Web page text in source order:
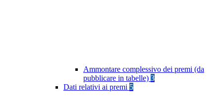
Ammontare complessivo dei premi (da
pubblicare in tabelle) 3
Dati relativi ai premi 5